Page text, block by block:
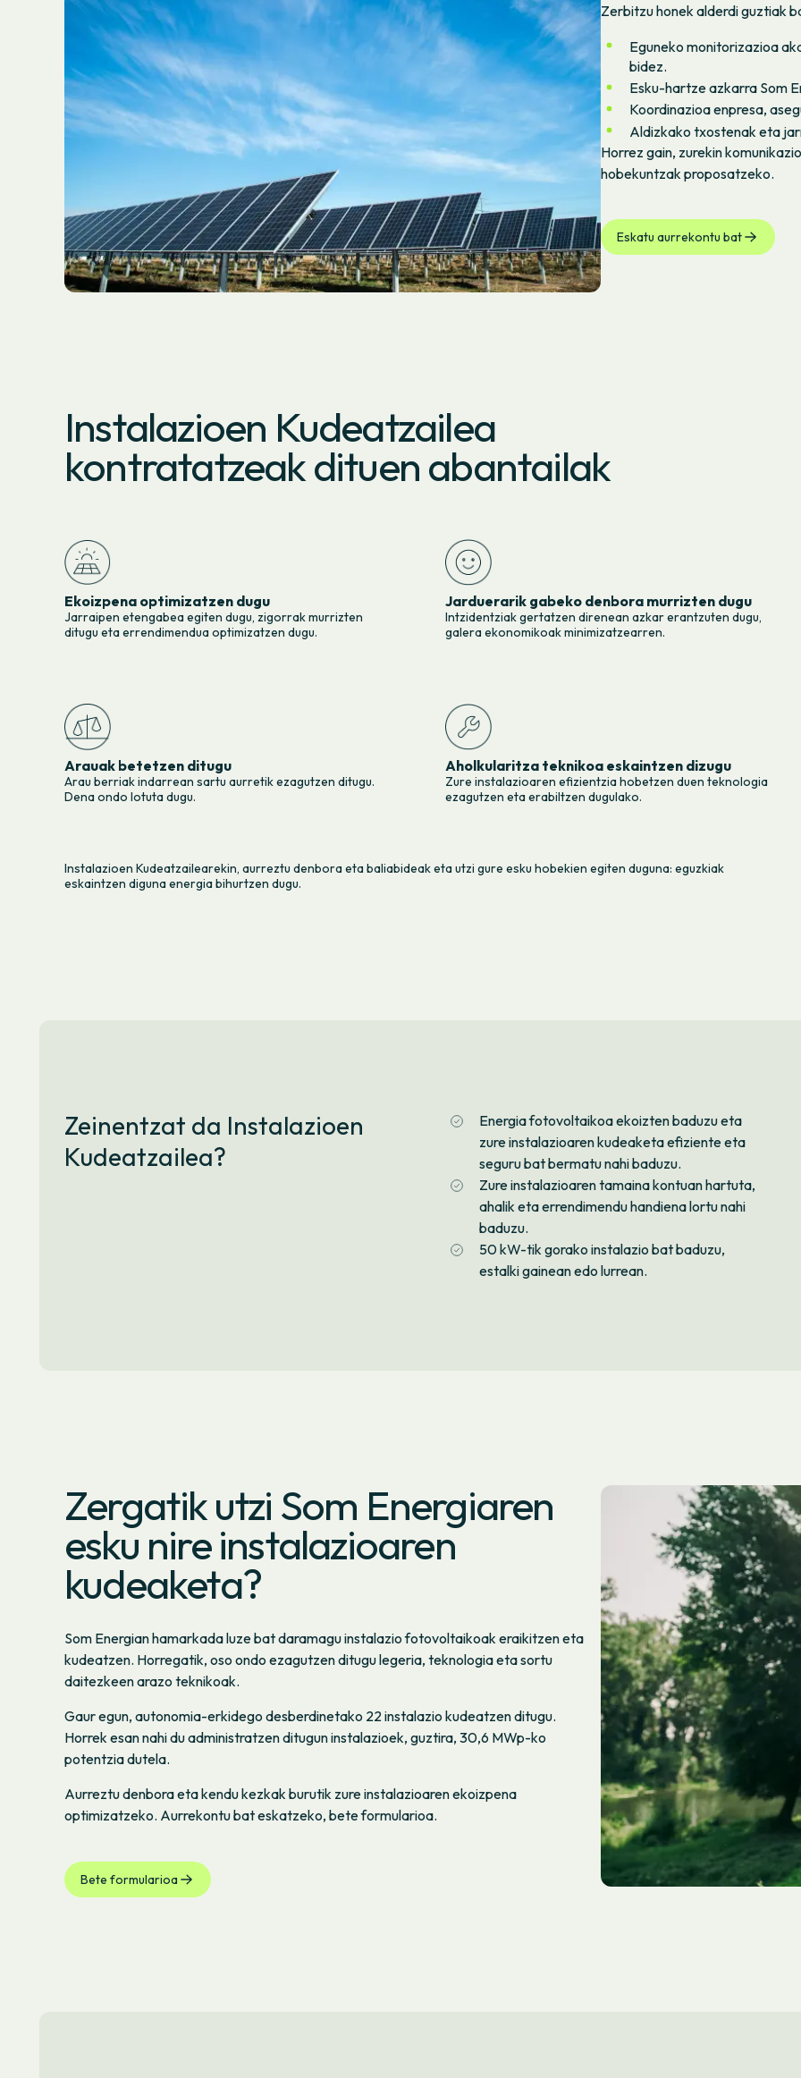
Zerbitzu honek alderdi guztiak
Eguneko monitorizazioa
bidez.
Esku-hartze azkarra Som
Koordinazioa enpresa,
Aldizkako txostenak eta
Horrez gain, zurekin
hobekuntzak proposatzeko.
Eskatu aurrekontu bat
Instalazioen Kudeatzailea
kontratatzeak dituen abantailak
Ekoizpena optimizatzen dugu
Jarraipen etengabea egiten dugu, zigorrak murrizten
ditugu eta errendimendua optimizatzen dugu.
Jarduerarik gabeko denbora murrizten dugu
Intzidentziak gertatzen direnean azkar erantzuten dugu,
galera ekonomikoak minimizatzearren.
Arauak betetzen ditugu
Arau berriak indarrean sartu aurretik ezagutzen ditugu.
Dena ondo lotuta dugu.
Aholkularitza teknikoa eskaintzen dizugu
Zure instalazioaren efizientzia hobetzen duen teknologia
ezagutzen eta erabiltzen dugulako.
Instalazioen Kudeatzailearekin, aurreztu denbora eta baliabideak eta utzi gure esku hobekien egiten duguna: eguzkiak
eskaintzen diguna energia bihurtzen dugu.
Zeinentzat da Instalazioen
Kudeatzailea?
Energia fotovoltaikoa ekoizten baduzu eta
zure instalazioaren kudeaketa efiziente eta
seguru bat bermatu nahi baduzu.
Zure instalazioaren tamaina kontuan hartuta,
ahalik eta errendimendu handiena lortu nahi
baduzu.
50 kW-tik gorako instalazio bat baduzu,
estalki gainean edo lurrean.
Zergatik utzi Som Energiaren
esku nire instalazioaren
kudeaketa?
Som Energian hamarkada luze bat daramagu instalazio fotovoltaikoak eraikitzen eta
kudeatzen. Horregatik, oso ondo ezagutzen ditugu legeria, teknologia eta sortu
daitezkeen arazo teknikoak.
Gaur egun, autonomia-erkidego desberdinetako 22 instalazio kudeatzen ditugu.
Horrek esan nahi du administratzen ditugun instalazioek, guztira, 30,6 MWp-ko
potentzia dutela.
Aurreztu denbora eta kendu kezkak burutik zure instalazioaren ekoizpena
optimizatzeko. Aurrekontu bat eskatzeko, bete formularioa.
Bete formularioa